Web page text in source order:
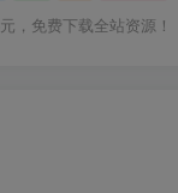
，免费下载全站资源！